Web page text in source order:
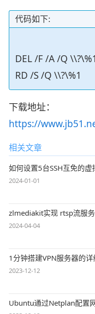
代码如下:
DEL /F /A /Q \\?\%1
RD /S /Q \\?\%1
下载地址：
https://
相关文章
如何设置5台SSH互免的
2024-01-01
zlmediakit实现 rtsp流服
2024-04-04
1分钟搭建VPN服务器的详
2023-12-12
Ubuntu通过Netplan配置